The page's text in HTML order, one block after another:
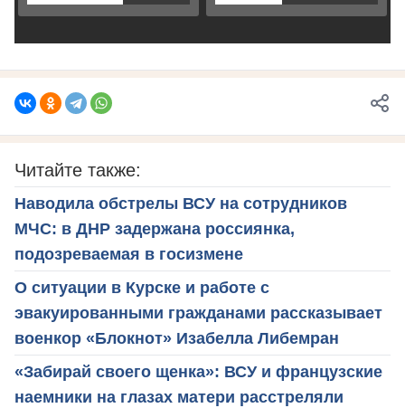
Читайте также:
Наводила обстрелы ВСУ на сотрудников
МЧС: в ДНР задержана россиянка,
подозреваемая в госизмене
О ситуации в Курске и работе с
эвакуированными гражданами рассказывает
военкор «Блокнот» Изабелла Либемран
«Забирай своего щенка»: ВСУ и французские
наемники на глазах матери расстреляли